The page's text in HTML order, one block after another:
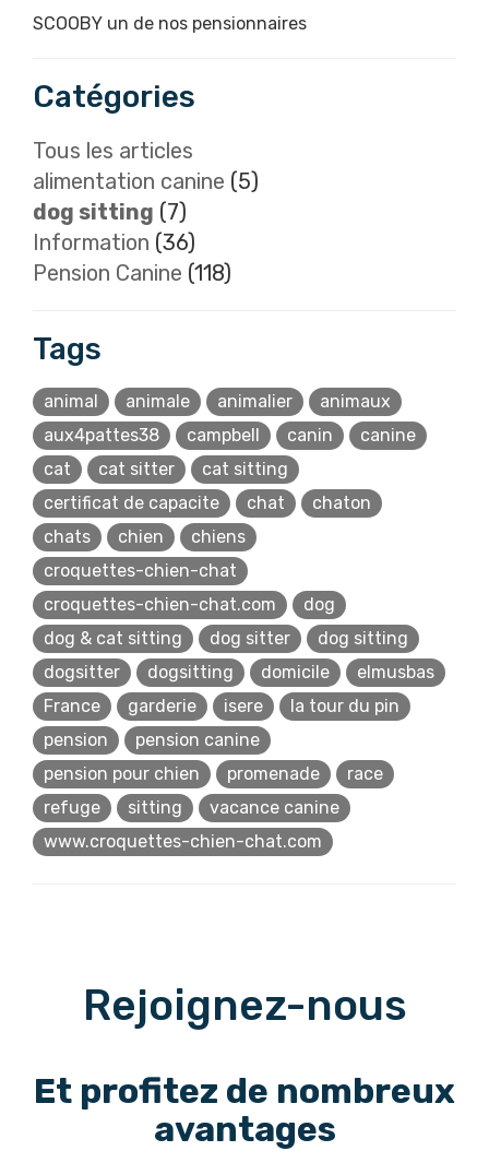
SCOOBY un de nos pensionnaires
Catégories
Tous les articles
alimentation canine (5)
dog sitting (7)
Information (36)
Pension Canine (118)
Tags
animal animale animalier
animaux
aux4pattes38
campbell canin
canine
cat
cat sitter
cat sitting
certificat de capacite
chat
chaton
chats
chien
chiens
croquettes-chien-chat
croquettes-chien-chat.com
dog
dog & cat sitting
dog sitter
dog sitting
dogsitter
dogsitting domicile
elmusbas
France
garderie isere
la tour du pin
pension
pension canine
pension pour chien
promenade
race
refuge
sitting
vacance canine
www.croquettes-chien-chat.com
Rejoignez-nous
Et profitez de nombreux
avantages